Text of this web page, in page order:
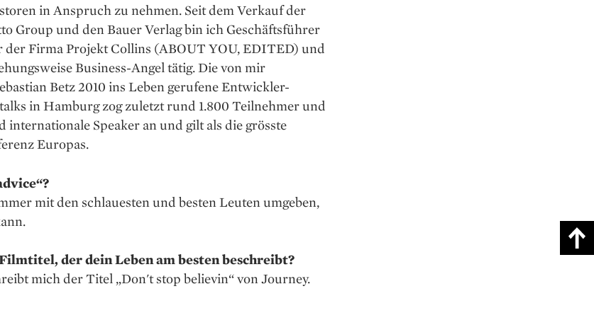
in Anspruch zu nehmen. Seit dem Verkauf der
Group und den Bauer Verlag bin ich Geschäftsführer
Firma Projekt Collins (ABOUT YOU, EDITED) und
Business-Angel tätig. Die von mir
Betz 2010 ins Leben gerufene Entwickler-
in Hamburg zog zuletzt rund 1.800 Teilnehmer und
internationale Speaker an und gilt als die grösste
Europas.
mit den schlauesten und besten Leuten umgeben,
der dein Leben am besten beschreibt?
mich der Titel „Don't stop believin“ von Journey.